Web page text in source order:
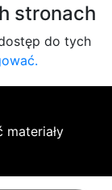
stronach
do tych